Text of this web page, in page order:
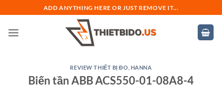
qua
nội
ADD ANYTHING HERE OR JUST REMOVE IT...
REVIEW THIẾT BỊ ĐO HANNA
Biến tần ABB ACS550-01-08A8-4